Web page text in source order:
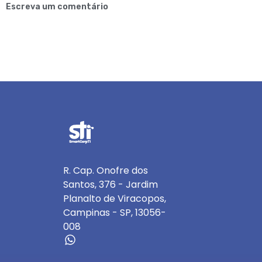
Escreva um comentário
R. Cap. Onofre dos
Santos, 376 - Jardim
Planalto de Viracopos,
Campinas - SP, 13056-
008